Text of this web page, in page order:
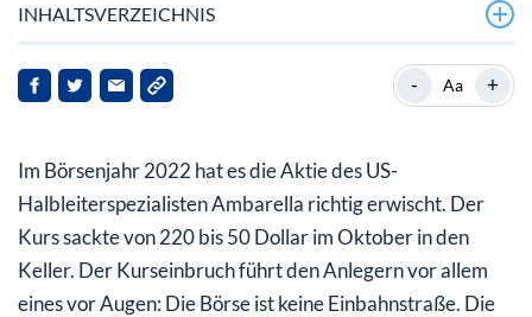
INHALTSVERZEICHNIS
Ambarella: Chip-Konzern mit breiter Kundenbasis
Verluste höher als im Vorjahr
Lieferkettenprobleme überschatten Ausblick
Analysten überwiegend positiv gestimmt
- Aa +
Im Börsenjahr 2022 hat es die Aktie des US-
Halbleiterspezialisten Ambarella richtig erwischt. Der
Kurs sackte von 220 bis 50 Dollar im Oktober in den
Keller. Der Kurseinbruch führt den Anlegern vor allem
eines vor Augen: Die Börse ist keine Einbahnstraße. Die